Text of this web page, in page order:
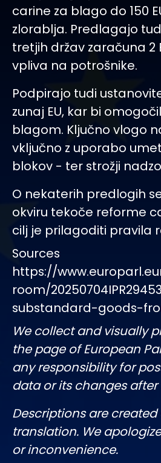
carine za blago do 150
zlorablja. Predlagajo
tretjih držav zaračuna 2
vpliva na potrošnike.
Podpirajo tudi
zunaj EU, kar bi
blagom. Ključno vlogo
vključno z uporabo
blokov - ter strožji
O nekaterih predlogih
okviru tekoče reforme
cilj je prilagoditi pravila
Sources
https://
room/
substandard-goods-
We collect and visually
the page of European
any responsibility for
data or its changes
Descriptions are
translation. We
or inconvenience.